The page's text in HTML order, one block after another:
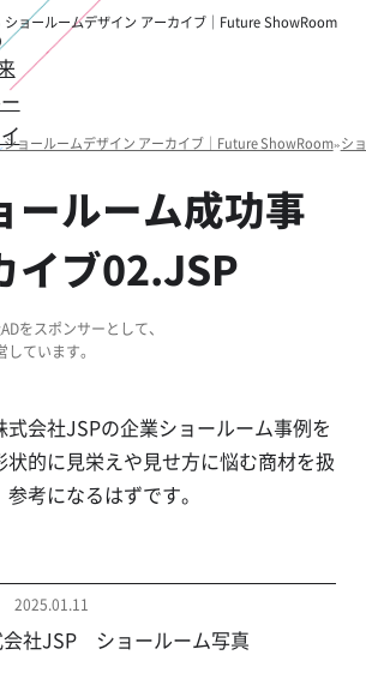
ショールームデザイン アーカイブ｜Future ShowRoom
ョールームデザイン アーカイブ｜Future ShowRoom»シ
ールーム成功事
イブ02.JSP
をスポンサーとして、
ています。
式会社JSPの企業ショールーム事例を
状的に見栄えや見せ方に悩む商材を扱
考になるはずです。
2025.01.11